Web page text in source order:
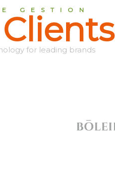
GESTION
for leading brands